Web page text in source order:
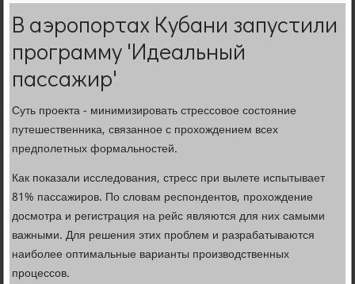
В аэропортах Кубани запустили
программу 'Идеальный
пассажир'
Суть проекта - минимизировать стрессовое состояние
путешественника, связанное с прохождением всех
предполетных формальностей.
Как показали исследования, стресс при вылете испытывает
81% пассажиров. По словам респондентов, прохождение
досмотра и регистрация на рейс являются для них самыми
важными. Для решения этих проблем и разрабатываются
наиболее оптимальные варианты производственных
процессов.